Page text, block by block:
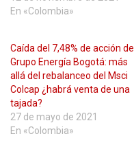
En «Colombia»
Caída del 7,48% de acción del
Grupo Energía Bogotá: más
allá del rebalanceo del Msci
Colcap ¿habrá venta de una
tajada?
27 de mayo de 2021
En «Colombia»